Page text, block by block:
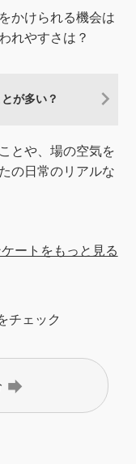
かけられる機会は
れやすさは？
が多い？
とや、場の空気を
の日常のリアルな
ートをもっと見る
チェック
forward